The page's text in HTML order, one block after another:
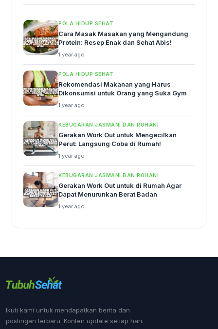
POLA HIDUP SEHAT
Cara Masak Masakan yang Mengandung
Protein: Resep Enak dan Sehat Abis!
1 year ago
POLA HIDUP SEHAT
Rekomendasi Makanan yang Harus
Dikonsumsi untuk Orang yang Suka Gym
1 year ago
KEBUGARAN JASMANI DAN ROHANI
Gerakan Work Out untuk Mengecilkan
Perut: Langsung Coba di Rumah!
1 year ago
KEBUGARAN JASMANI DAN ROHANI
Gerakan Work Out untuk di Rumah Agar
Dapat Menurunkan Berat Badan
1 year ago
Ikuti kami untuk mendapatkan berita dan
postingan terbaru. Konten update setiap hari.